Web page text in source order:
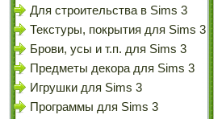
Для строительства в Sims 3
Текстуры, покрытия для Sims 3
Брови, усы и т.п. для Sims 3
Предметы декора для Sims 3
Игрушки для Sims 3
Программы для Sims 3